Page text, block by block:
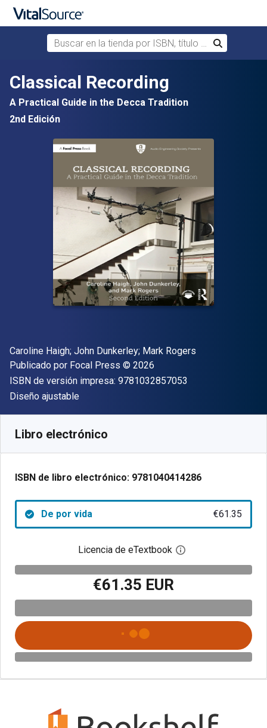
Saltar al contenido principal
Buscar en la tienda por ISBN, título o autor
Buscar
Classical Recording
A Practical Guide in the Decca Tradition
2nd Edición
Autor(es)
Caroline Haigh; John Dunkerley; Mark Rogers
Editorial
Publicado por Focal Press Copyright
© 2026
ISBN de versión impresa: 9781032857053
Formato
Diseño ajustable
Libro electrónico
ISBN de libro electrónico: 9781040414286
De por vida €61.35
Licencia de eTextbook Abre el cuadro de
€61.35 EUR